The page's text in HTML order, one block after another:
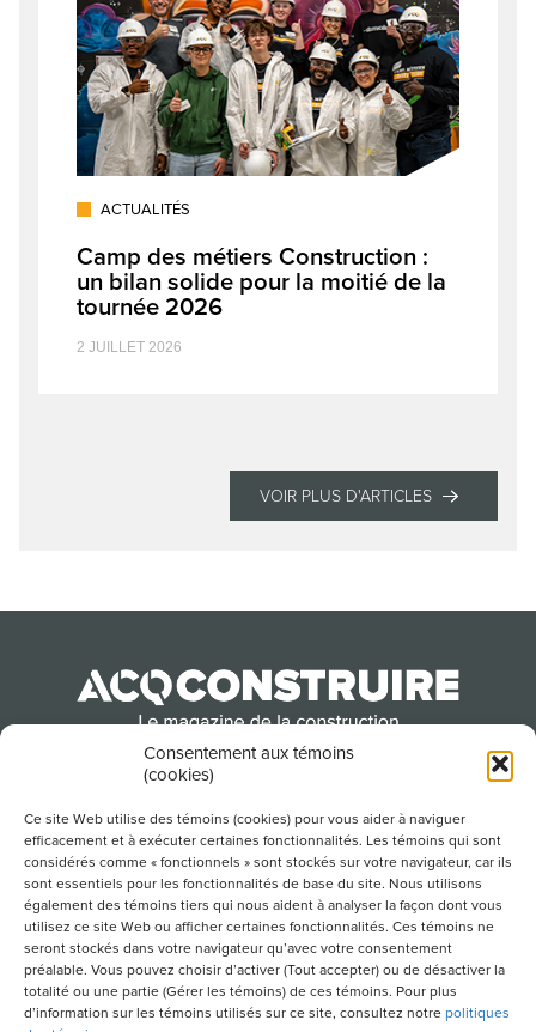
Consentement aux témoins
(cookies)
Ce site Web utilise des témoins (cookies) pour vous aider à naviguer
efficacement et à exécuter certaines fonctionnalités. Les témoins qui sont
considérés comme « fonctionnels » sont stockés sur votre navigateur, car ils
sont essentiels pour les fonctionnalités de base du site. Nous utilisons
également des témoins tiers qui nous aident à analyser la façon dont vous
utilisez ce site Web ou afficher certaines fonctionnalités. Ces témoins ne
seront stockés dans votre navigateur qu’avec votre consentement
préalable. Vous pouvez choisir d’activer (Tout accepter) ou de désactiver la
totalité ou une partie (Gérer les témoins) de ces témoins. Pour plus
d’information sur les témoins utilisés sur ce site, consultez notre politiques
ACTUALITÉS
Camp des métiers Construction :
un bilan solide pour la moitié de la
tournée 2026
2 JUILLET 2026
VOIR PLUS D'ARTICLES
Québec
POUR S’ABONNER À NOTRE INFOLETTRE
LIENS UTILES